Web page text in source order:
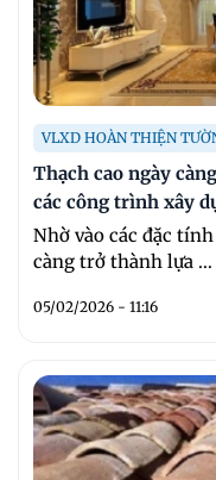
VLXD HOÀN THIỆN
Thạch cao ngày
các công trình xây
Nhờ vào các đặc
càng trở thành lựa ...
05/02/2026 - 11:16